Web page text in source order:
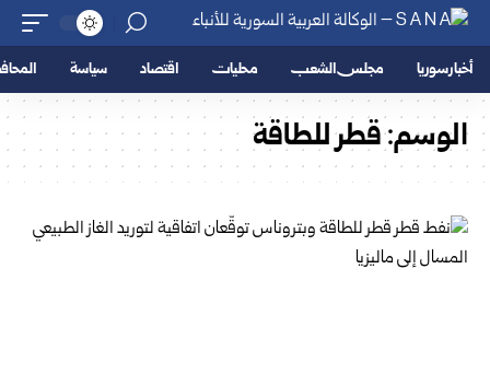
أخبار سوريا مجلس الشعب محليات اقتصاد سياسة
الوسم:قطر للطاقة